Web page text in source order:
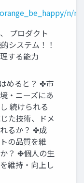
n/
プロダクト
システム！！
する能力
めると？ ✤市
・ニーズにあ
続けられる
た技術、ドメ
るか？ ✤成
の品質を維
？ ✤個人の生
維持・向上し